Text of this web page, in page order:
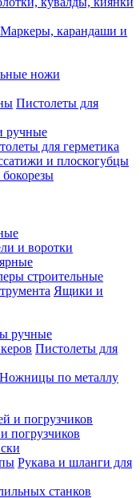
Маркеры, карандаши и
ножи
Пистолеты для
ручные
для герметика
и плоскогубцы
и воротки
строительные
Ящики и
ручные
Пистолеты для
Ножницы по металлу
погрузчиков
Рукава и шланги для